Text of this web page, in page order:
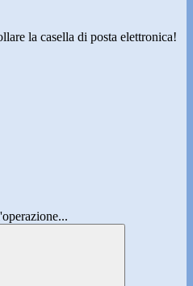
la casella di posta elettronica!